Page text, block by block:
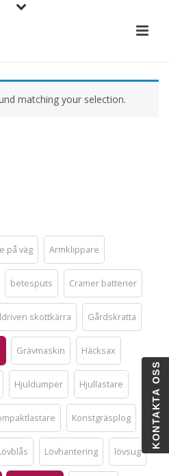
matching your selection.
på väg Armklippare
betesputs Cramer batterier
skottkärra Gårdskratta
Grävmaskin Häcksax
Hjuldumper Hjullastare
Konstgräsplog
Lövhantering lövsug
KONTAKTA OSS